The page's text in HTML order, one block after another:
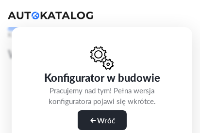
Konfigurator w budowie
Pracujemy nad tym! Pełna wersja
konfiguratora pojawi się wkrótce.
Wróć
Krok 1/5
Wybierz wersję